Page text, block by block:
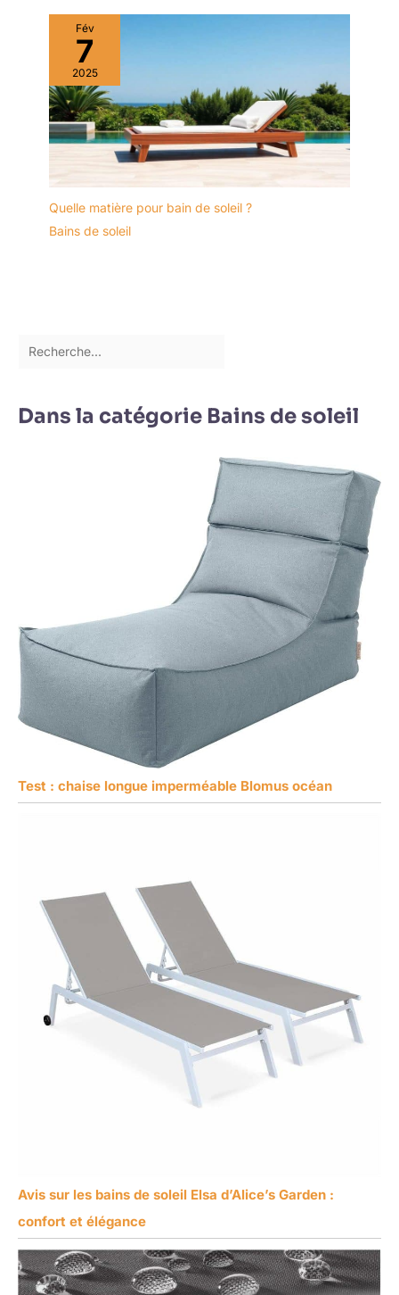
Fév
7
2025
Quelle matière pour bain de soleil ?
Bains de soleil
Dans la catégorie Bains de soleil
Test : chaise longue imperméable Blomus océan
Avis sur les bains de soleil Elsa d’Alice’s Garden :
confort et élégance